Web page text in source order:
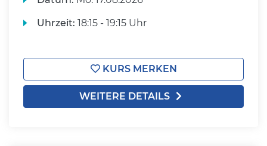
Uhrzeit: 18:15 - 19:15 Uhr
KURS MERKEN
WEITERE DETAILS